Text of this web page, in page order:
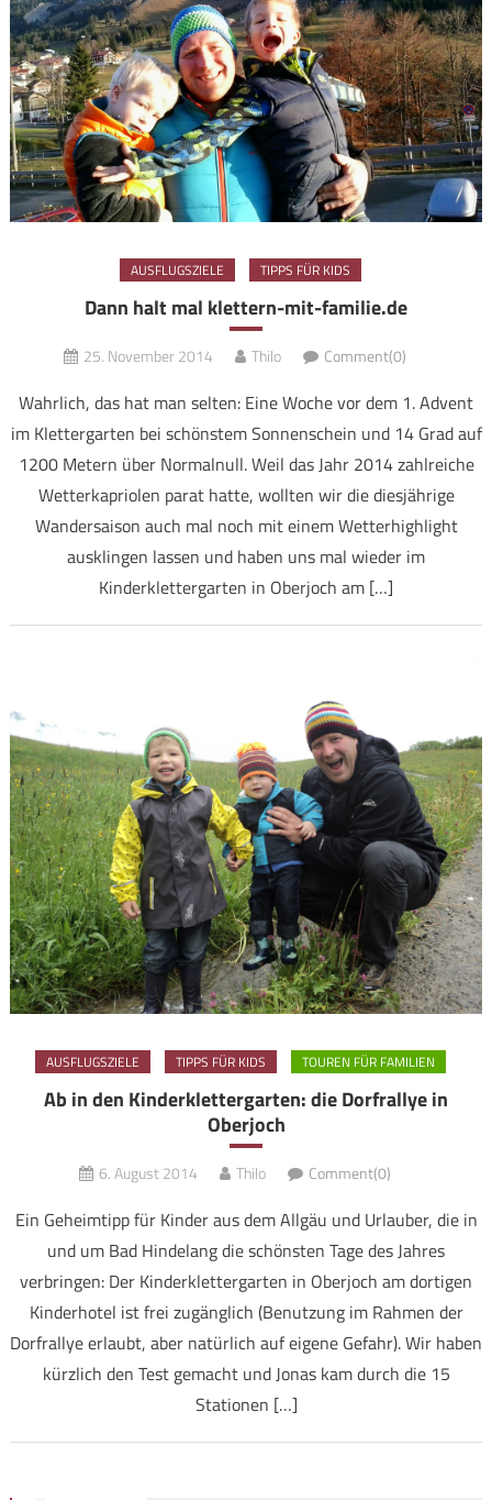
AUSFLUGSZIELE TIPPS FÜR KIDS
Dann halt mal klettern-mit-familie.de
25. November 2014 Thilo Comment(0)
Wahrlich, das hat man selten: Eine Woche vor dem 1. Advent
im Klettergarten bei schönstem Sonnenschein und 14 Grad auf
1200 Metern über Normalnull. Weil das Jahr 2014 zahlreiche
Wetterkapriolen parat hatte, wollten wir die diesjährige
Wandersaison auch mal noch mit einem Wetterhighlight
ausklingen lassen und haben uns mal wieder im
Kinderklettergarten in Oberjoch am […]
AUSFLUGSZIELE TIPPS FÜR KIDS TOUREN FÜR FAMILIEN
Ab in den Kinderklettergarten: die Dorfrallye in
Oberjoch
6. August 2014 Thilo Comment(0)
Ein Geheimtipp für Kinder aus dem Allgäu und Urlauber, die in
und um Bad Hindelang die schönsten Tage des Jahres
verbringen: Der Kinderklettergarten in Oberjoch am dortigen
Kinderhotel ist frei zugänglich (Benutzung im Rahmen der
Dorfrallye erlaubt, aber natürlich auf eigene Gefahr). Wir haben
kürzlich den Test gemacht und Jonas kam durch die 15
Stationen […]